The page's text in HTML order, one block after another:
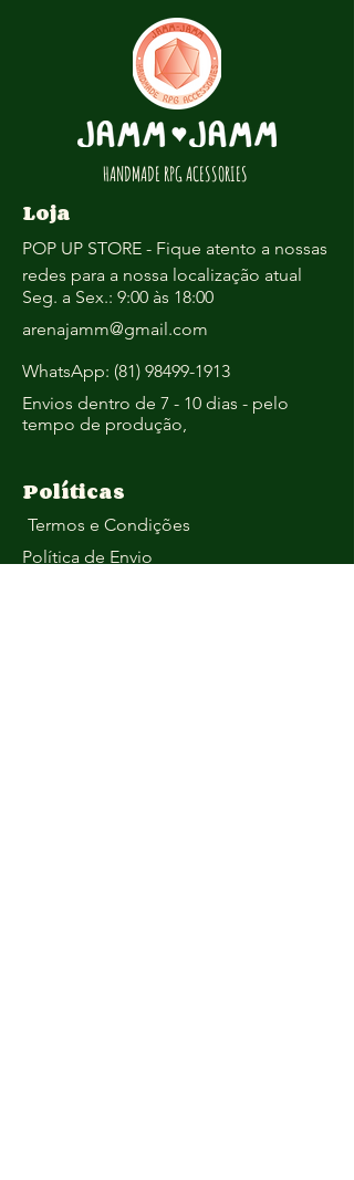
HANDMADE RPG ACESSORIES
Loja
POP UP STORE - Fique atento a nossas
redes para a nossa localização atual
Seg. a Sex.: 9:00 às 18:00
arenajamm@gmail.com
WhatsApp: (81) 98499-1913
Envios dentro de 7 - 10 dias - pelo
tempo de produção,
Políticas
Termos e Condições
Política de Envio